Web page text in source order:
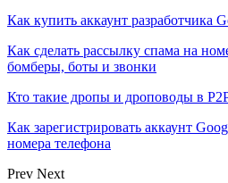
Как купить аккаунт разработчика
Как сделать рассылку спама на
бомберы, боты и звонки
Кто такие дропы и дроповоды в
Как зарегистрировать аккаунт
номера телефона
Prev Next